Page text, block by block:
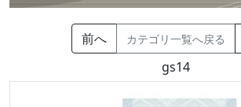
前へ カテゴリ一覧へ戻る
gs14